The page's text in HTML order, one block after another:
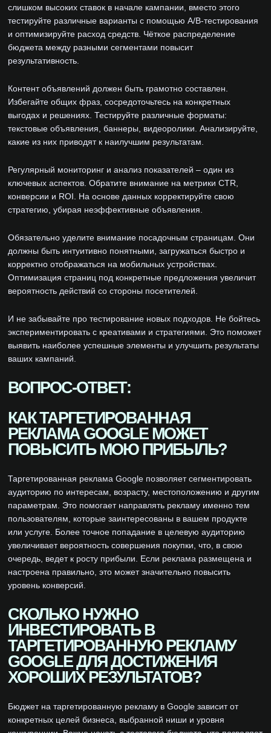
слишком высоких ставок в начале кампании, вместо этого
тестируйте различные варианты с помощью A/B-тестирования
и оптимизируйте расход средств. Чёткое распределение
бюджета между разными сегментами повысит
результативность.
Контент объявлений должен быть грамотно составлен.
Избегайте общих фраз, сосредоточьтесь на конкретных
выгодах и решениях. Тестируйте различные форматы:
текстовые объявления, баннеры, видеоролики. Анализируйте,
какие из них приводят к наилучшим результатам.
Регулярный мониторинг и анализ показателей – один из
ключевых аспектов. Обратите внимание на метрики CTR,
конверсии и ROI. На основе данных корректируйте свою
стратегию, убирая неэффективные объявления.
Обязательно уделите внимание посадочным страницам. Они
должны быть интуитивно понятными, загружаться быстро и
корректно отображаться на мобильных устройствах.
Оптимизация страниц под конкретные предложения увеличит
вероятность действий со стороны посетителей.
И не забывайте про тестирование новых подходов. Не бойтесь
экспериментировать с креативами и стратегиями. Это поможет
выявить наиболее успешные элементы и улучшить результаты
ваших кампаний.
ВОПРОС-ОТВЕТ:
КАК ТАРГЕТИРОВАННАЯ
РЕКЛАМА GOOGLE МОЖЕТ
ПОВЫСИТЬ МОЮ ПРИБЫЛЬ?
Таргетированная реклама Google позволяет сегментировать
аудиторию по интересам, возрасту, местоположению и другим
параметрам. Это помогает направлять рекламу именно тем
пользователям, которые заинтересованы в вашем продукте
или услуге. Более точное попадание в целевую аудиторию
увеличивает вероятность совершения покупки, что, в свою
очередь, ведет к росту прибыли. Если реклама размещена и
настроена правильно, это может значительно повысить
уровень конверсий.
СКОЛЬКО НУЖНО
ИНВЕСТИРОВАТЬ В
ТАРГЕТИРОВАННУЮ РЕКЛАМУ
GOOGLE ДЛЯ ДОСТИЖЕНИЯ
ХОРОШИХ РЕЗУЛЬТАТОВ?
Бюджет на таргетированную рекламу в Google зависит от
конкретных целей бизнеса, выбранной ниши и уровня